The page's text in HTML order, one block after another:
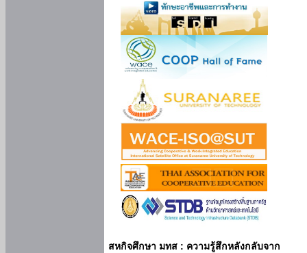
สหกิจศึกษา มทส : ความรู้สึกหลังกลับจาก